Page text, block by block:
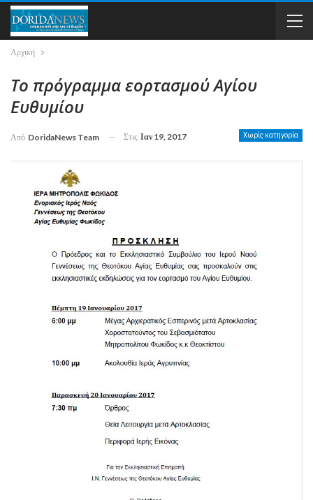
Αρχική
Το πρόγραμμα εορτασμού Αγίου
Ευθυμίου
Χωρίς κατηγορία
Από DoridaNews Team Στις Ιαν 19, 2017